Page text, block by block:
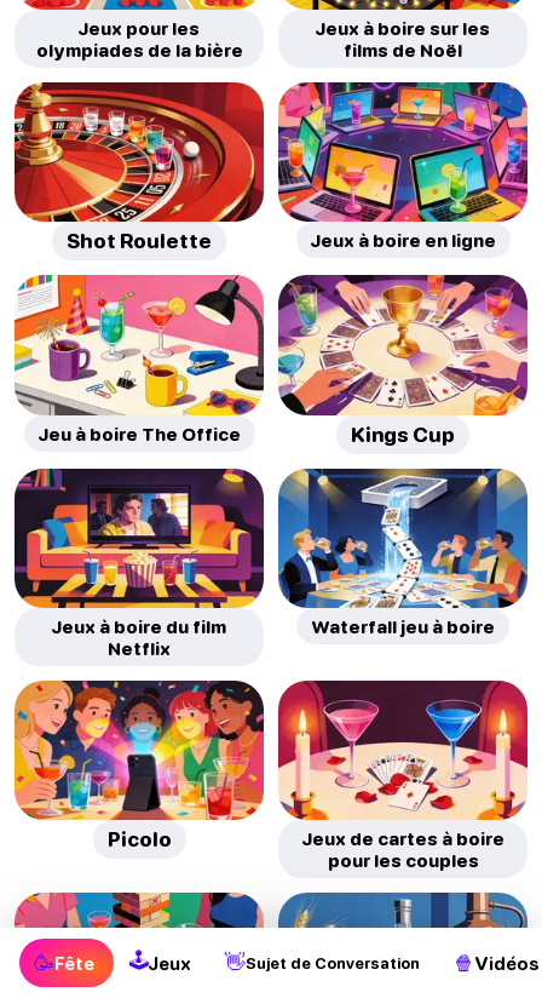
Jeux pour les
olympiades de la bière
Jeux à boire sur les
films de Noël
Shot Roulette Jeux à boire en ligne
Jeu à boire The Office Kings Cup
Jeux à boire du film
Netflix
Waterfall jeu à boire
Picolo
Jeux de cartes à boire
pour les couples
🥳Fête 🕹Jeux 👋Sujet de Conversation 🍿 Vidéos